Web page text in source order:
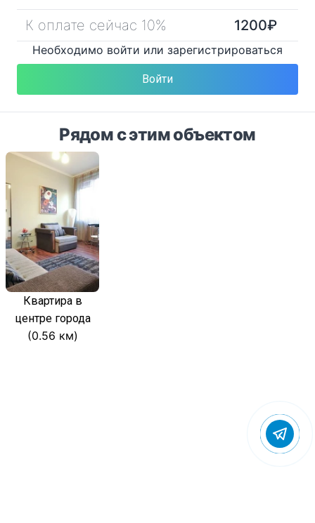
К оплате сейчас 10%
1200₽
Необходимо войти или зарегистрироваться
Войти
Рядом с этим объектом
Квартира в
центре города
(0.56 км)